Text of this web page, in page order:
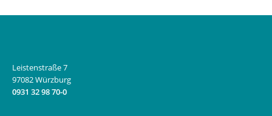
Leistenstraße 7
97082 Würzburg
0931 32 98 70-0